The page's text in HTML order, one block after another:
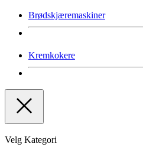
Brødskjæremaskiner
Kremkokere
Velg Kategori